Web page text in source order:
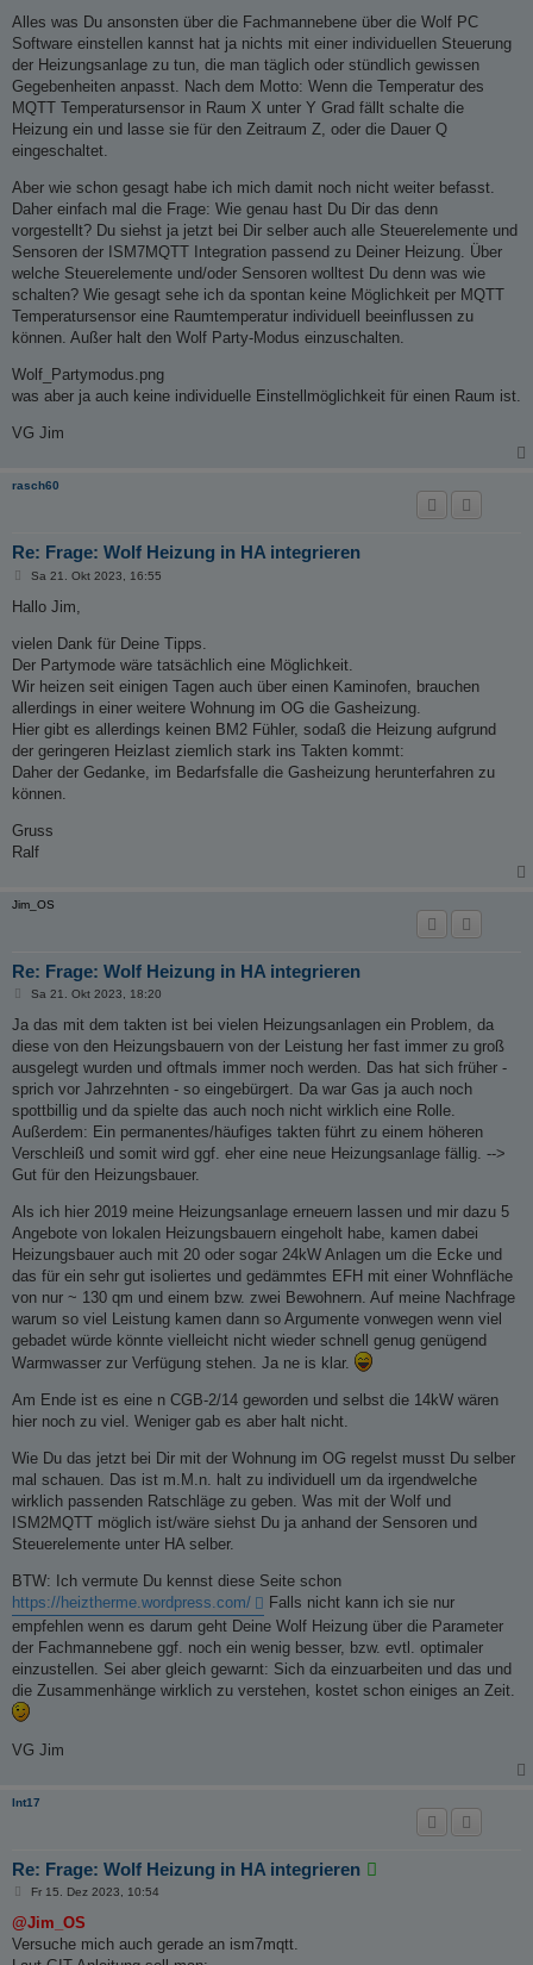
r
t
Alles was Du ansonsten über die Fachmannebene über die Wolf PC
Software einstellen kannst hat ja nichts mit einer individuellen Steuerung
der Heizungsanlage zu tun, die man täglich oder stündlich gewissen
Gegebenheiten anpasst. Nach dem Motto: Wenn die Temperatur des
MQTT Temperatursensor in Raum X unter Y Grad fällt schalte die
Heizung ein und lasse sie für den Zeitraum Z, oder die Dauer Q
eingeschaltet.
Aber wie schon gesagt habe ich mich damit noch nicht weiter befasst.
Daher einfach mal die Frage: Wie genau hast Du Dir das denn
vorgestellt? Du siehst ja jetzt bei Dir selber auch alle Steuerelemente und
Sensoren der ISM7MQTT Integration passend zu Deiner Heizung. Über
welche Steuerelemente und/oder Sensoren wolltest Du denn was wie
schalten? Wie gesagt sehe ich da spontan keine Möglichkeit per MQTT
Temperatursensor eine Raumtemperatur individuell beeinflussen zu
können. Außer halt den Wolf Party-Modus einzuschalten.
Wolf_Partymodus.png
was aber ja auch keine individuelle Einstellmöglichkeit für einen Raum ist.
VG Jim
rasch60
Re: Frage: Wolf Heizung in HA integrieren
B
i
a
g
Sa 21. Okt 2023, 16:55
Hallo Jim,
vielen Dank für Deine Tipps.
Der Partymode wäre tatsächlich eine Möglichkeit.
Wir heizen seit einigen Tagen auch über einen Kaminofen, brauchen
allerdings in einer weitere Wohnung im OG die Gasheizung.
Hier gibt es allerdings keinen BM2 Fühler, sodaß die Heizung aufgrund
der geringeren Heizlast ziemlich stark ins Takten kommt:
Daher der Gedanke, im Bedarfsfalle die Gasheizung herunterfahren zu
können.
Gruss
Ralf
Jim_OS
Re: Frage: Wolf Heizung in HA integrieren
B
i
r
a
Sa 21. Okt 2023, 18:20
Ja das mit dem takten ist bei vielen Heizungsanlagen ein Problem, da
diese von den Heizungsbauern von der Leistung her fast immer zu groß
ausgelegt wurden und oftmals immer noch werden. Das hat sich früher -
sprich vor Jahrzehnten - so eingebürgert. Da war Gas ja auch noch
spottbillig und da spielte das auch noch nicht wirklich eine Rolle.
Außerdem: Ein permanentes/häufiges takten führt zu einem höheren
Verschleiß und somit wird ggf. eher eine neue Heizungsanlage fällig. -->
Gut für den Heizungsbauer.
Als ich hier 2019 meine Heizungsanlage erneuern lassen und mir dazu 5
Angebote von lokalen Heizungsbauern eingeholt habe, kamen dabei
Heizungsbauer auch mit 20 oder sogar 24kW Anlagen um die Ecke und
das für ein sehr gut isoliertes und gedämmtes EFH mit einer Wohnfläche
von nur ~ 130 qm und einem bzw. zwei Bewohnern. Auf meine Nachfrage
warum so viel Leistung kamen dann so Argumente vonwegen wenn viel
gebadet würde könnte vielleicht nicht wieder schnell genug genügend
Warmwasser zur Verfügung stehen. Ja ne is klar.
Am Ende ist es eine n CGB-2/14 geworden und selbst die 14kW wären
hier noch zu viel. Weniger gab es aber halt nicht.
Wie Du das jetzt bei Dir mit der Wohnung im OG regelst musst Du selber
mal schauen. Das ist m.M.n. halt zu individuell um da irgendwelche
wirklich passenden Ratschläge zu geben. Was mit der Wolf und
ISM2MQTT möglich ist/wäre siehst Du ja anhand der Sensoren und
Steuerelemente unter HA selber.
BTW: Ich vermute Du kennst diese Seite schon
https://heiztherme.wordpress.com/
Falls nicht kann ich sie nur
empfehlen wenn es darum geht Deine Wolf Heizung über die Parameter
der Fachmannebene ggf. noch ein wenig besser, bzw. evtl. optimaler
einzustellen. Sei aber gleich gewarnt: Sich da einzuarbeiten und das und
die Zusammenhänge wirklich zu verstehen, kostet schon einiges an Zeit.
VG Jim
Int17
Re: Frage: Wolf Heizung in HA integrieren
B
i
r
a
Fr 15. Dez 2023, 10:54
@Jim_OS
Versuche mich auch gerade an ism7mqtt.